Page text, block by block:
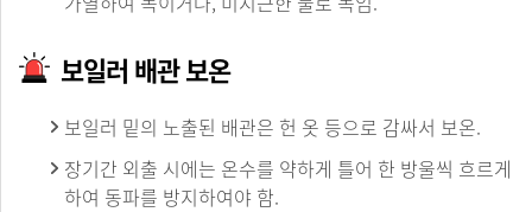
보일러 배관 보온
보일러 밑의 노출된 배관은 헌 옷 등으로 감싸서 보온.
장기간 외출 시에는 온수를 약하게 틀어 한 방울씩 흐르게
하여 동파를 방지하여야 함.